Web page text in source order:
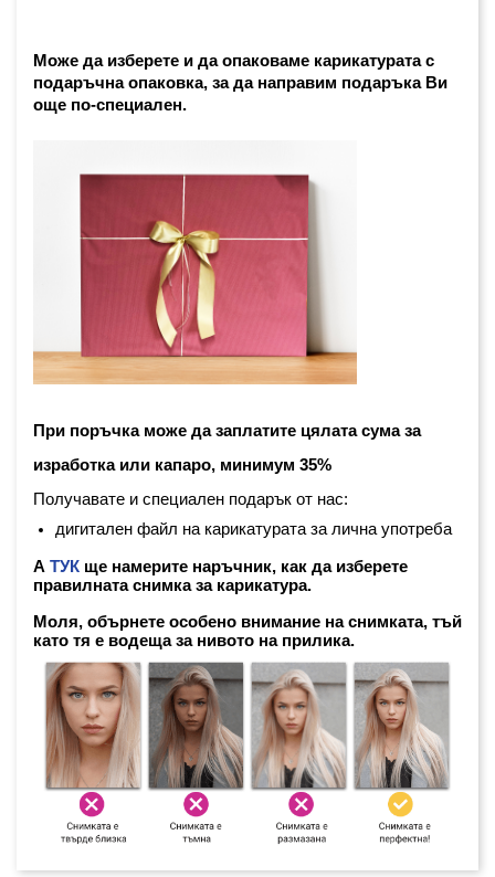
Може да изберете и да опаковаме карикатурата с
подаръчна опаковка, за да направим подаръка Ви
още по-специален.
При поръчка може да заплатите цялата сума за
изработка или капаро, минимум 35%
Получавате и специален подарък от нас:
дигитален файл на карикатурата за лична употреба
А ТУК ще намерите наръчник, как да изберете
правилната снимка за карикатура.
Моля, обърнете особено внимание на снимката, тъй
като тя е водеща за нивото на прилика.